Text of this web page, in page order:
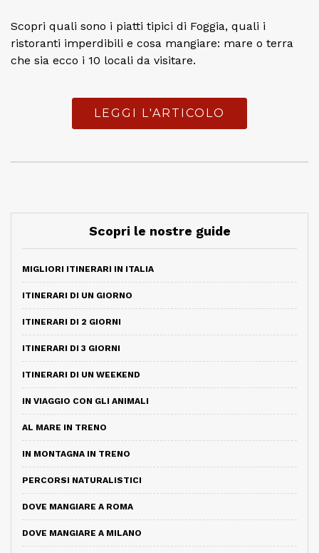
Scopri quali sono i piatti tipici di Foggia, quali i
ristoranti imperdibili e cosa mangiare: mare o terra
che sia ecco i 10 locali da visitare.
LEGGI L'ARTICOLO
Scopri le nostre guide
MIGLIORI ITINERARI IN ITALIA
ITINERARI DI UN GIORNO
ITINERARI DI 2 GIORNI
ITINERARI DI 3 GIORNI
ITINERARI DI UN WEEKEND
IN VIAGGIO CON GLI ANIMALI
AL MARE IN TRENO
IN MONTAGNA IN TRENO
PERCORSI NATURALISTICI
DOVE MANGIARE A ROMA
DOVE MANGIARE A MILANO